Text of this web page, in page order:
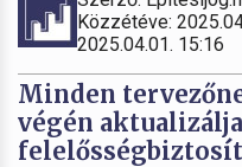
Közzétéve:
2025.04.01. 15:16
Minden
végén